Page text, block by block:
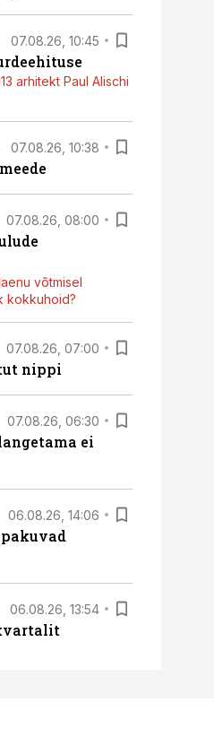
07.08.26, 10:45
arhitekt Paul Alischi
07.08.26, 10:38
07.08.26, 08:00
võtmisel
kokkuhoid?
07.08.26, 07:00
nippi
07.08.26, 06:30
ei
06.08.26, 14:06
06.08.26, 13:54